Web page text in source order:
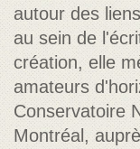
autour des
au sein de
création, elle
amateurs
Conservatoire
Montréal,